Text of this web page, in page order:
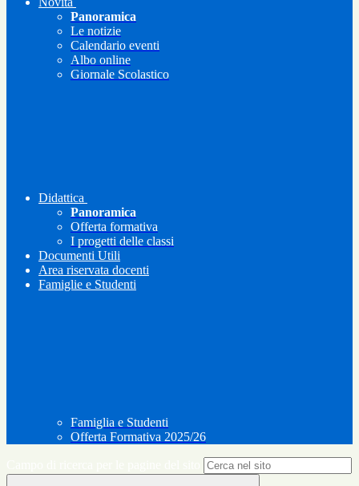
Panoramica
Le notizie
Calendario eventi
Albo online
Giornale Scolastico
Didattica
Panoramica
Offerta formativa
I progetti delle classi
Documenti Utili
Area riservata docenti
Famiglie e Studenti
Famiglia e Studenti
Offerta Formativa 2025/26